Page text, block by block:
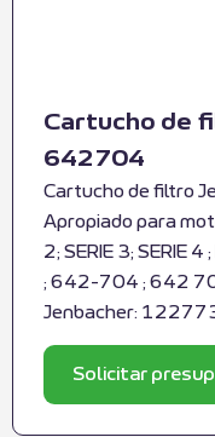
Cartucho de
642704
Cartucho de filtro
Apropiado para
2; SERIE 3; SERIE
; 642-704 ; 642
Jenbacher:
Solicitar